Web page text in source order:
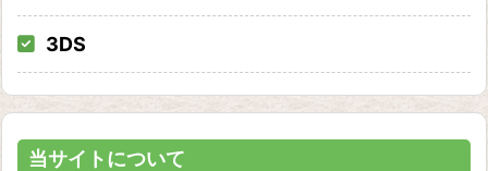
3DS
当サイトについて